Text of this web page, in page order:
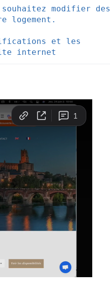
modifier des
logement.
et les
internet